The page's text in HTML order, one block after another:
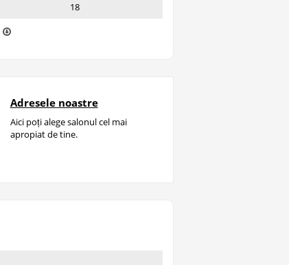
18
Adresele noastre
Aici poți alege salonul cel mai
apropiat de tine.